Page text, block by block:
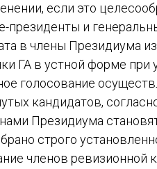
если это
президенты и
в члены Президиума
ГА в устной форме при
голосование
кандидатов,
Президиума
строго
членов